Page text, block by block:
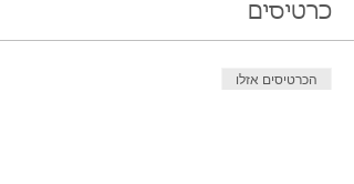
כרטיסים
הכרטיסים אזלו